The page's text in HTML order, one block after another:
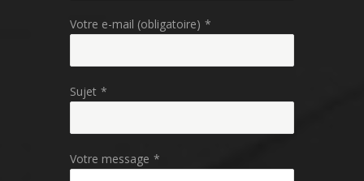
Votre e-mail (obligatoire) *
Sujet *
Votre message *